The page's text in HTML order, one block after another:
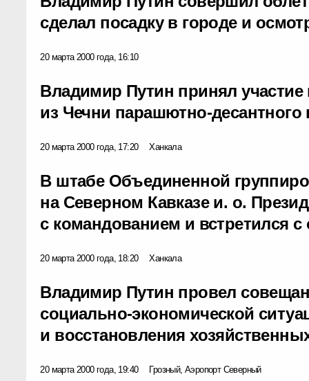
сделал посадку в городе и
20 марта 2000 года, 16:10
Владимир Путин принял
из Чечни парашютно-десантного
20 марта 2000 года, 17:20 Ханкала
В штабе Объединенной
на Северном Кавказе и. о.
с командованием и встретился
20 марта 2000 года, 18:20 Ханкала
Владимир Путин провел
социально-экономической
и восстановления
20 марта 2000 года, 19:40 Грозный, Аэропорт Северный